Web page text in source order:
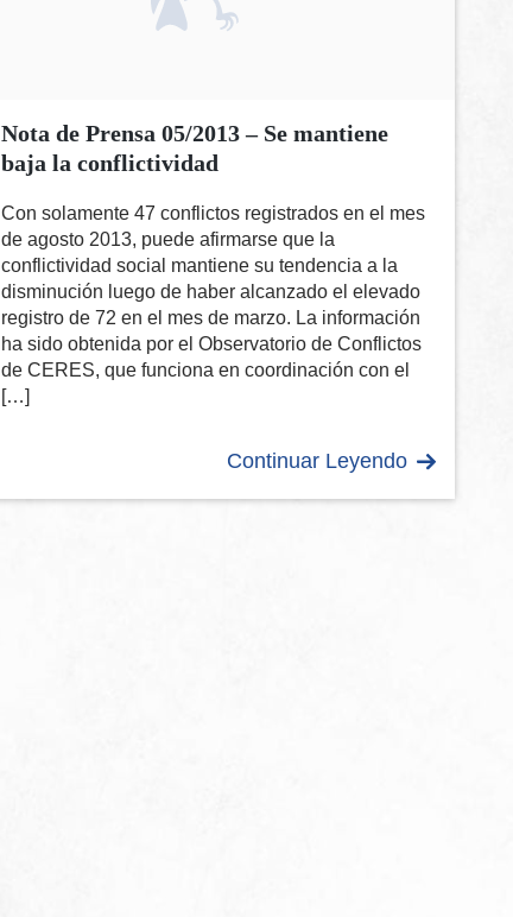
Nota de Prensa 05/2013 – Se mantiene
baja la conflictividad
Con solamente 47 conflictos registrados en el mes
de agosto 2013, puede afirmarse que la
conflictividad social mantiene su tendencia a la
disminución luego de haber alcanzado el elevado
registro de 72 en el mes de marzo. La información
ha sido obtenida por el Observatorio de Conflictos
de CERES, que funciona en coordinación con el
[…]
Continuar Leyendo